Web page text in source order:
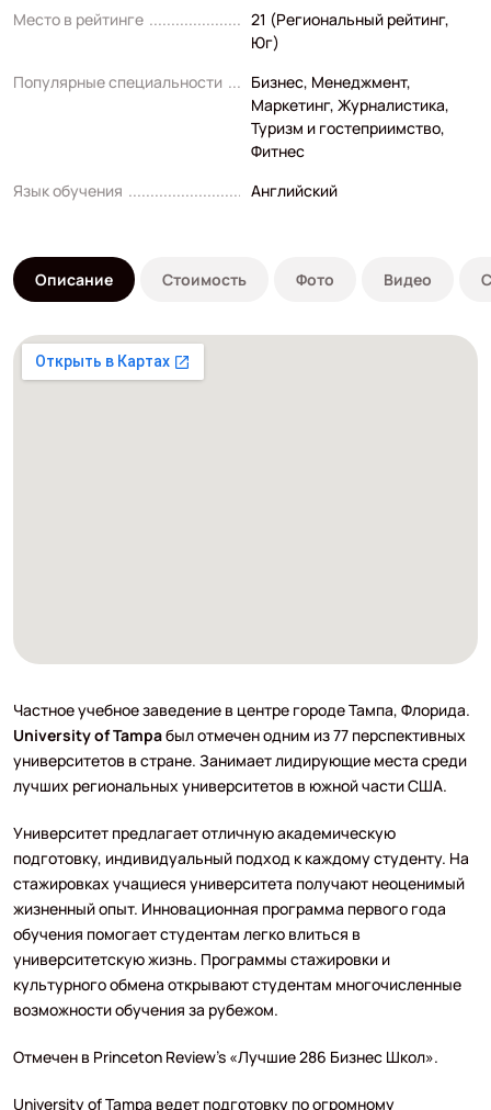
Место в рейтинге
21 (Региональный рейтинг,
Юг)
Популярные специальности
Бизнес, Менеджмент,
Маркетинг, Журналистика,
Туризм и гостеприимство,
Фитнес
Язык обучения
Английский
Описание Стоимость Фото Видео
Частное учебное заведение в центре городе Тампа, Флорида.
University of Tampaбыл отмечен одним из 77 перспективных
университетов в стране. Занимает лидирующие места среди
лучших региональных университетов в южной части США.
Универcитет предлагает отличную академическую
подготовку, индивидуальный подход к каждому студенту. На
стажировках учащиеся университета получают неоценимый
жизненный опыт. Инновационная программа первого года
обучения помогает студентам легко влиться в
университетскую жизнь. Программы стажировки и
культурного обмена открывают студентам многочисленные
возможности обучения за рубежом.
Отмечен в Princeton Review’s «Лучшие 286 Бизнес Школ».
University of Tampa ведет подготовку по огромному